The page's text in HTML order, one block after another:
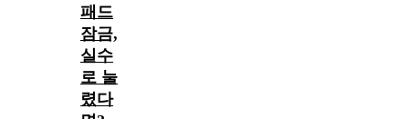
패드
잠금,
실수
로 눌
렸다